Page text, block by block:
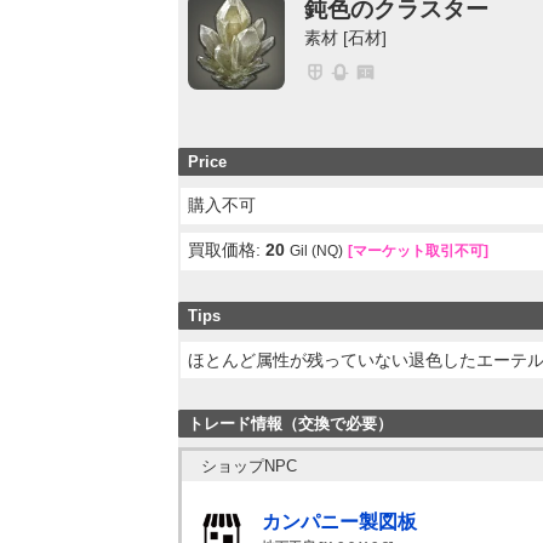
鈍色のクラスター
素材 [石材]
Price
購入不可
買取価格:20 Gil (NQ) [マーケット取引不可]
Tips
ほとんど属性が残っていない退色したエーテ
トレード情報（交換で必要）
ショップNPC
カンパニー製図板